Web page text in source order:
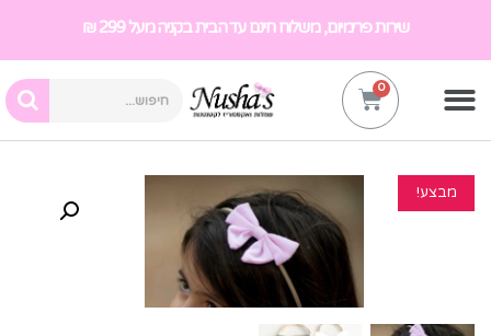
שירות פרימיום, משלוח חינם עד הבית בקניה מעל 299 ₪
מבצע!